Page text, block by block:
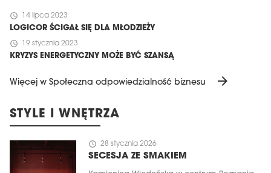
schedule 14 lipca 2023
LOGICOR ŚCIGAŁ SIĘ DLA MŁODZIEŻY
schedule 19 stycznia 2023
KRYZYS ENERGETYCZNY MOŻE BYĆ SZANSĄ
Więcej w Społeczna odpowiedzialność biznesu arrow_forward
STYLE I WNĘTRZA
schedule 28 stycznia 2026
SECESJA ZE SMAKIEM